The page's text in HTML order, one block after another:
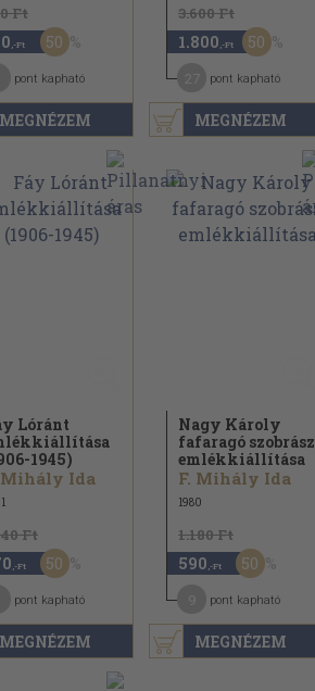
MEGNÉZEM
Ft
,-Ft 50
pont kapható
MEGNÉZEM
3.600 Ft
1.800 ,-Ft 50
pont kapható
MEGNÉZEM
Lóránt
1945)
Mihály Ida
Ft
,-Ft 50
pont kapható
MEGNÉZEM
Nagy Károly
fafaragó szobrász
emlékkiállítása
F. Mihály Ida
1980
1.180 Ft
590 ,-Ft 50
pont kapható